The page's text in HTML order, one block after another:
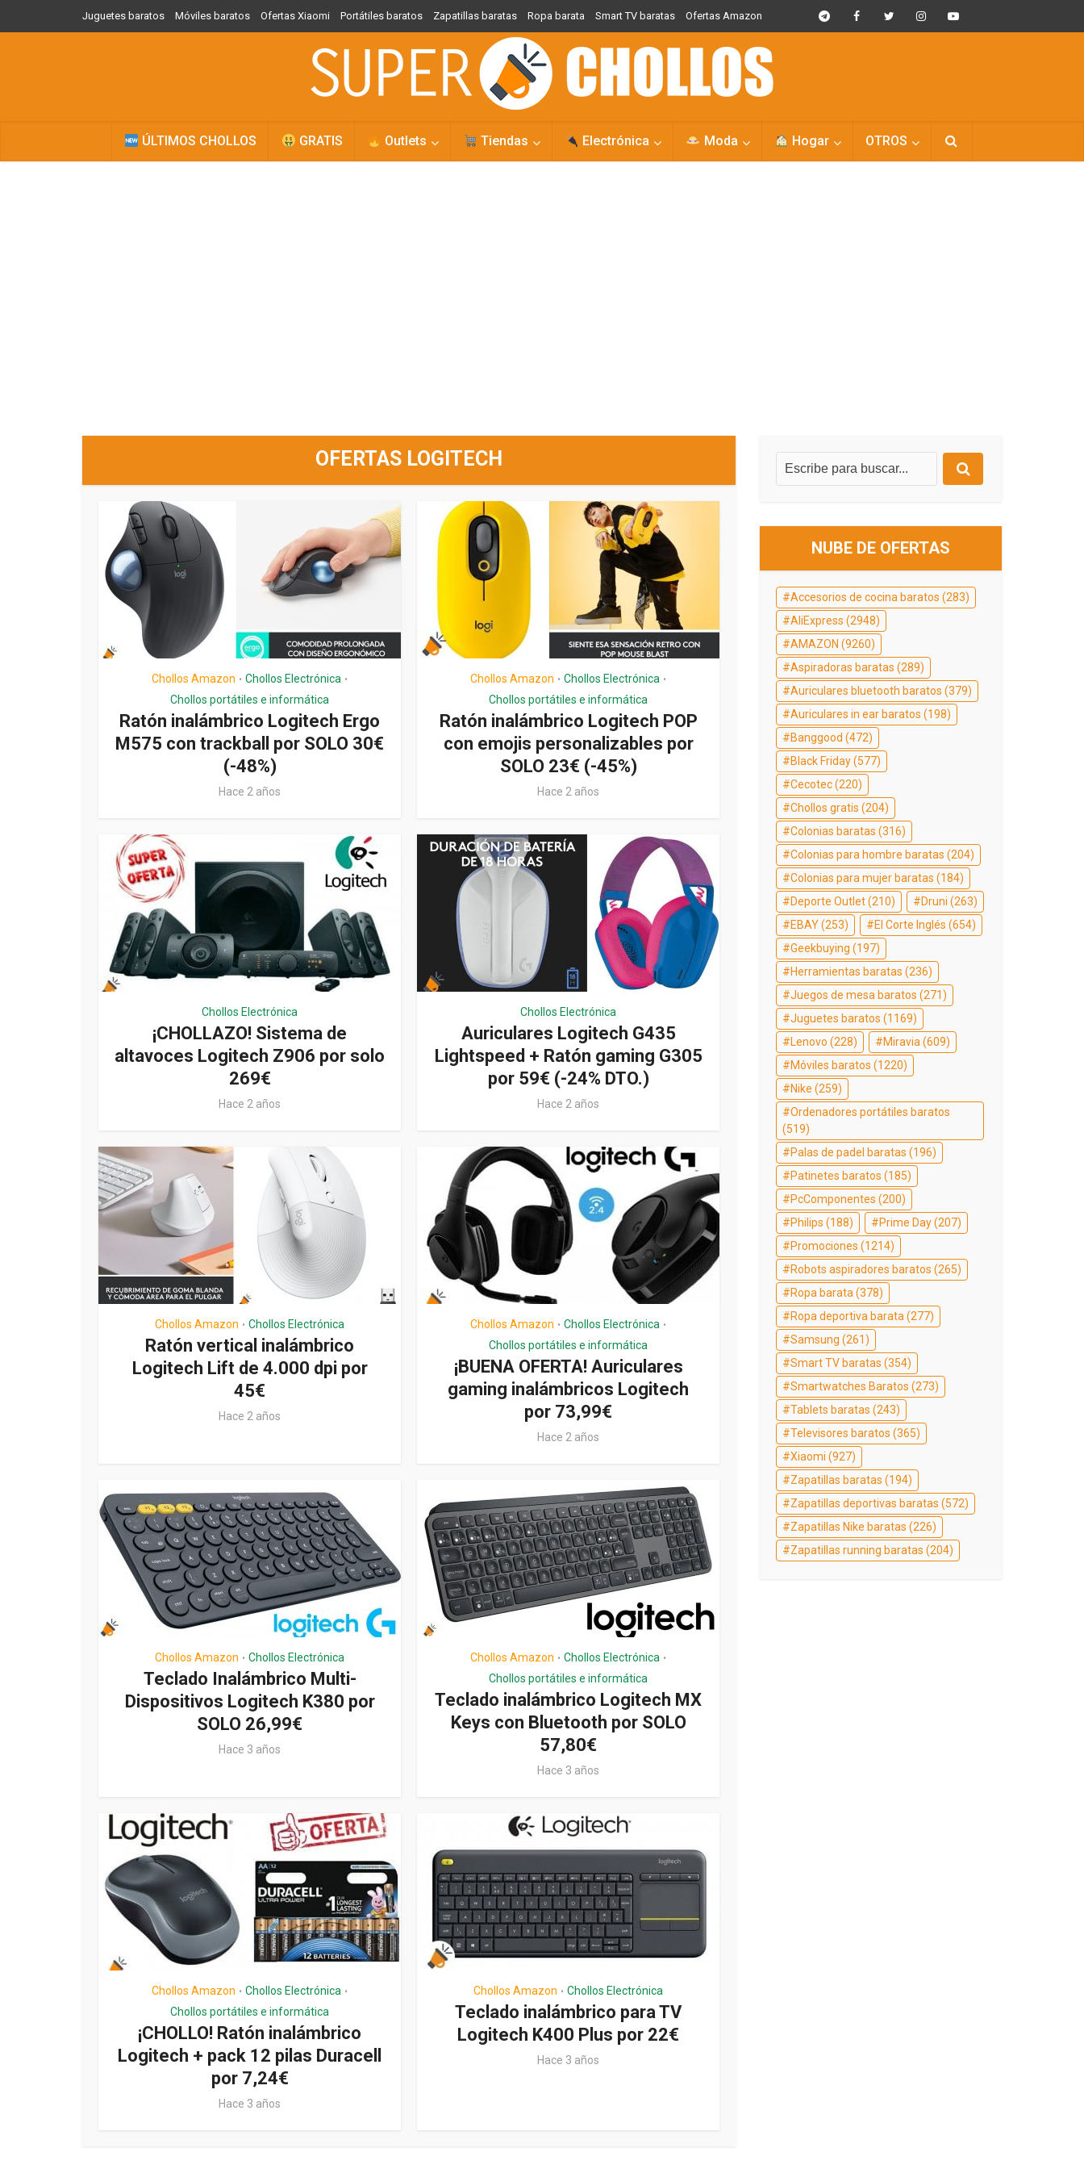
Juguetes baratos Móviles baratos Ofertas Xiaomi Portátiles baratos Zapatillas baratas Ropa barata Smart TV baratas Ofertas Amazon
ÚLTIMOS CHOLLOS GRATIS Outlets Tiendas Electrónica Moda Hogar OTROS
OFERTAS LOGITECH
Chollos Amazon • Chollos Electrónica •
Chollos portátiles e informática
Ratón inalámbrico Logitech Ergo
M575 con trackball por SOLO 30€
(-48%)
Hace 2 años
Chollos Amazon • Chollos Electrónica •
Chollos portátiles e informática
Ratón inalámbrico Logitech POP
con emojis personalizables por
SOLO 23€ (-45%)
Hace 2 años
Chollos Electrónica
¡CHOLLAZO! Sistema de
altavoces Logitech Z906 por solo
269€
Hace 2 años
Chollos Electrónica
Auriculares Logitech G435
Lightspeed + Ratón gaming G305
por 59€ (-24% DTO.)
Hace 2 años
Chollos Amazon • Chollos Electrónica
Ratón vertical inalámbrico
Logitech Lift de 4.000 dpi por
45€
Hace 2 años
Chollos Amazon • Chollos Electrónica •
Chollos portátiles e informática
¡BUENA OFERTA! Auriculares
gaming inalámbricos Logitech
por 73,99€
Hace 2 años
Chollos Amazon • Chollos Electrónica
Teclado Inalámbrico Multi-
Dispositivos Logitech K380 por
SOLO 26,99€
Hace 3 años
Chollos Amazon • Chollos Electrónica •
Chollos portátiles e informática
Teclado inalámbrico Logitech MX
Keys con Bluetooth por SOLO
57,80€
Hace 3 años
Chollos Amazon • Chollos Electrónica •
Chollos portátiles e informática
¡CHOLLO! Ratón inalámbrico
Logitech + pack 12 pilas Duracell
por 7,24€
Hace 3 años
Chollos Amazon • Chollos Electrónica
Teclado inalámbrico para TV
Logitech K400 Plus por 22€
Hace 3 años
NUBE DE OFERTAS
Accesorios de cocina baratos (283)
AliExpress (2948)
AMAZON (9260)
Aspiradoras baratas (289)
Auriculares bluetooth baratos (379)
Auriculares in ear baratos (198)
Banggood (472)
Black Friday(577)
Cecotec(220)
Chollos gratis (204)
Colonias baratas (316)
Colonias para hombre baratas (204)
Colonias para mujer baratas (184)
Deporte Outlet(210) Druni (263)
EBAY(253) El Corte Inglés (654)
Geekbuying (197)
Herramientas baratas (236)
Juegos de mesa baratos (271)
Juguetes baratos (1169)
Lenovo (228) Miravia (609)
Móviles baratos (1220)
Nike (259)
Ordenadores portátiles baratos
(519)
Palas de padel baratas (196)
Patinetes baratos (185)
PcComponentes (200)
Philips (188) Prime Day(207)
Promociones (1214)
Robots aspiradores baratos (265)
Ropa barata (378)
Ropa deportiva barata (277)
Samsung (261)
Smart TV baratas (354)
Smartwatches Baratos (273)
Tablets baratas (243)
Televisores baratos (365)
Xiaomi (927)
Zapatillas baratas (194)
Zapatillas deportivas baratas (572)
Zapatillas Nike baratas (226)
Zapatillas running baratas (204)